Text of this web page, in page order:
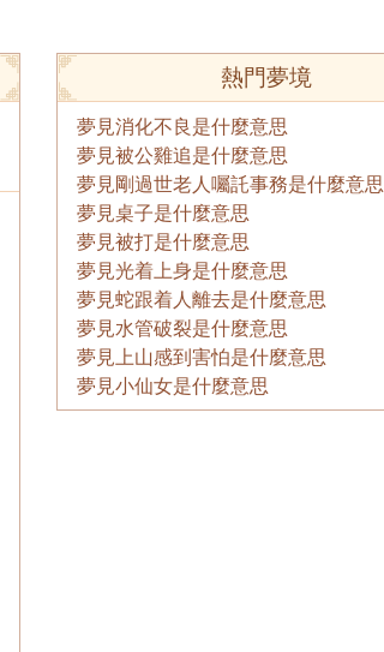
熱門夢境
夢見消化不良是什麼意思
夢見被公雞追是什麼意思
夢見剛過世老人囑託事務是什麼意思
夢見桌子是什麼意思
夢見被打是什麼意思
夢見光着上身是什麼意思
夢見蛇跟着人離去是什麼意思
夢見水管破裂是什麼意思
夢見上山感到害怕是什麼意思
夢見小仙女是什麼意思